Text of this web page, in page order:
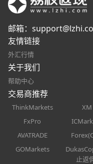
邮箱：
友情链接
外汇行情
关于我们
帮助中心
交易商推荐
ThinkMarkets XM
FxPro
AVATRADE
GOMarkets
止返